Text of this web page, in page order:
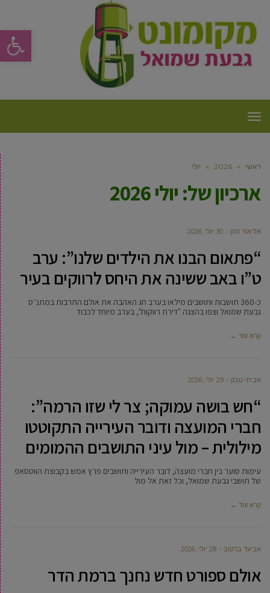
פתח
תפריט
ראשי »
2026
» יולי
ארכיון של:יולי 2026
‫אליאור כהן 30 יולי, 2026
“פתאום הבנו את הילדים שלנו”: ערב
ט”ו באב ששינה את היחס לרווקים בעיר
כ-360 תושבות ותושבים מילאו בערב חג האהבה את אולם התרבות במתנ״ס
גבעת שמואל וצפו בהצגה "דירת רווקות", בערב מיוחד לכבוד
קרא עוד ←
אביחי טבק 29 יולי, 2026
“חש בושה עמוקה; צר לי שזו הרמה”:
חברי המועצה ודובר העירייה התקוטטו
מילולית – מול עיני התושבים ההמומים
עימות סוער בין חברי מועצה, דובר העירייה ותושבים פרץ אמש בקבוצת הווטסאפ
של תושבי גבעת שמואל, וכל זאת אל מול
קרא עוד ←
אביעד ברטוב 28 יולי, 2026
אולם ספורט חדש נחנך ברמת הדר